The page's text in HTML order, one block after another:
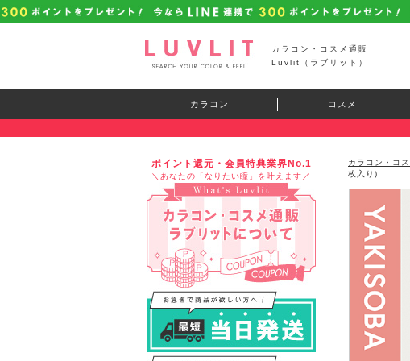
カラコン・コスメ通販
Luvlit（ラブリット）
カラコン コスメ
ポイント還元・会員特典業界No.1
＼あなたの「なりたい瞳」を叶えます／
カラコン・コ
枚入り)